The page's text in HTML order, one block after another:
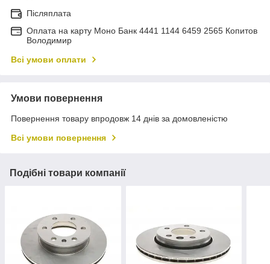
Післяплата
Оплата на карту Моно Банк 4441 1144 6459 2565 Копитов
Володимир
Всі умови оплати
Умови повернення
Повернення товару впродовж 14 днів за домовленістю
Всі умови повернення
Подібні товари компанії